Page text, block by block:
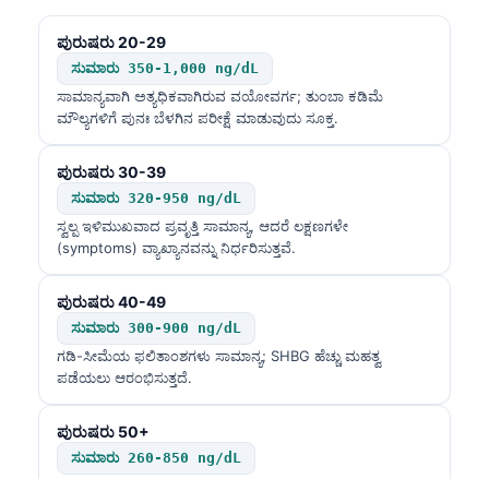
ಪುರುಷರು 20-29
ಸುಮಾರು 350-1,000 ng/dL
ಸಾಮಾನ್ಯವಾಗಿ ಅತ್ಯಧಿಕವಾಗಿರುವ ವಯೋವರ್ಗ; ತುಂಬಾ ಕಡಿಮೆ
ಮೌಲ್ಯಗಳಿಗೆ ಪುನಃ ಬೆಳಗಿನ ಪರೀಕ್ಷೆ ಮಾಡುವುದು ಸೂಕ್ತ.
ಪುರುಷರು 30-39
ಸುಮಾರು 320-950 ng/dL
ಸ್ವಲ್ಪ ಇಳಿಮುಖವಾದ ಪ್ರವೃತ್ತಿ ಸಾಮಾನ್ಯ, ಆದರೆ ಲಕ್ಷಣಗಳೇ
(symptoms) ವ್ಯಾಖ್ಯಾನವನ್ನು ನಿರ್ಧರಿಸುತ್ತವೆ.
ಪುರುಷರು 40-49
ಸುಮಾರು 300-900 ng/dL
ಗಡಿ-ಸೀಮೆಯ ಫಲಿತಾಂಶಗಳು ಸಾಮಾನ್ಯ; SHBG ಹೆಚ್ಚು ಮಹತ್ವ
ಪಡೆಯಲು ಆರಂಭಿಸುತ್ತದೆ.
ಪುರುಷರು 50+
ಸುಮಾರು 260-850 ng/dL